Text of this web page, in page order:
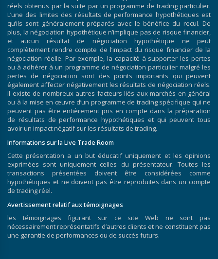
réels obtenus par la suite par un programme de trading particulier.
L’une des limites des résultats de performance hypothétiques est
qu’ils sont généralement préparés avec le bénéfice du recul. De
plus, la négociation hypothétique n’implique pas de risque financier,
et aucun résultat de négociation hypothétique ne peut
complètement rendre compte de l’impact du risque financier de la
négociation réelle. Par exemple, la capacité à supporter les pertes
ou à adhérer à un programme de négociation particulier malgré les
pertes de négociation sont des points importants qui peuvent
également affecter négativement les résultats de négociation réels.
Il existe de nombreux autres facteurs liés aux marchés en général
ou à la mise en œuvre d’un programme de trading spécifique qui ne
peuvent pas être entièrement pris en compte dans la préparation
de résultats de performance hypothétiques et qui peuvent tous
avoir un impact négatif sur les résultats de trading.
Informations sur la Live Trade Room
Cette présentation a un but éducatif uniquement et les opinions
exprimées sont uniquement celles du présentateur. Toutes les
transactions présentées doivent être considérées comme
hypothétiques et ne doivent pas être reproduites dans un compte
de trading réel.
Avertissement relatif aux témoignages
les témoignages figurant sur ce site Web ne sont pas
nécessairement représentatifs d’autres clients et ne constituent pas
une garantie de performances ou de succès futurs.